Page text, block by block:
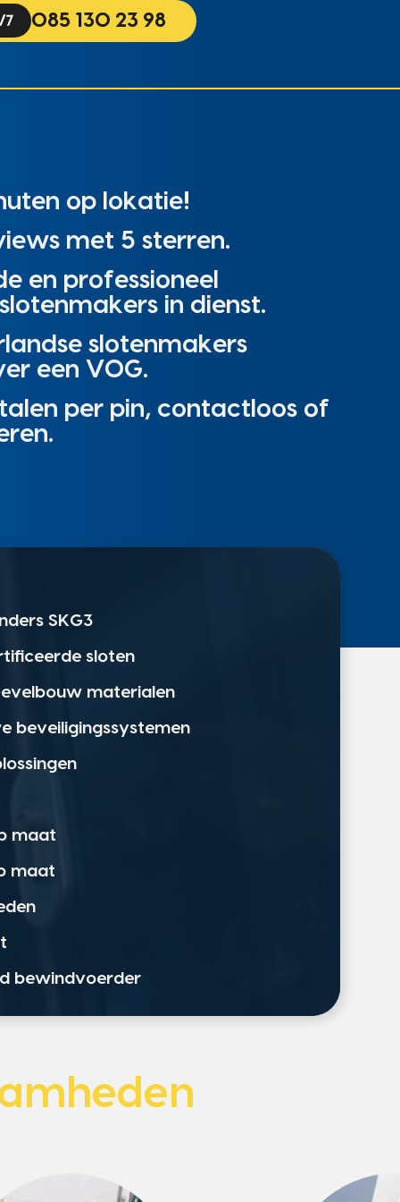
085 130 23 98
op lokatie!
met 5 sterren.
en professioneel
in dienst.
slotenmakers
een VOG.
per pin, contactloos of
SKG3
sloten
materialen
beveiligingssystemen
maat
maat
bewindvoerder